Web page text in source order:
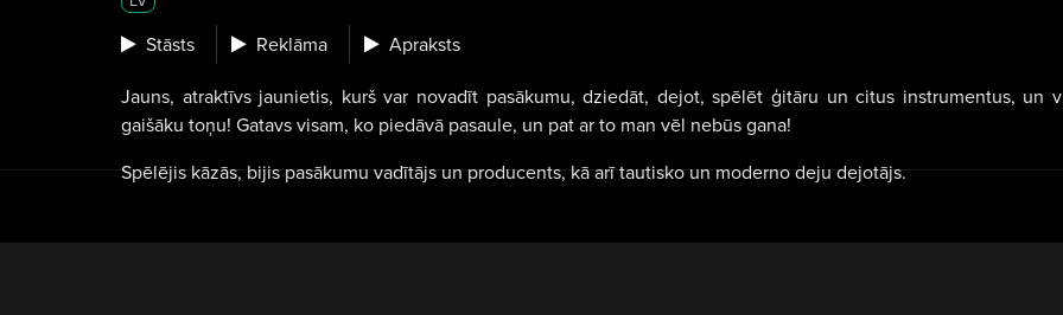
Stāsts Reklāma Apraksts
Jauns, atraktīvs jaunietis, kurš var novadīt pasākumu, dziedāt, dejot, spēlēt ģitāru un citus instrumentus, un
gaišāku toņu! Gatavs visam, ko piedāvā pasaule, un pat ar to man vēl nebūs gana!
Spēlējis kāzās, bijis pasākumu vadītājs un producents, kā arī tautisko un moderno deju dejotājs.